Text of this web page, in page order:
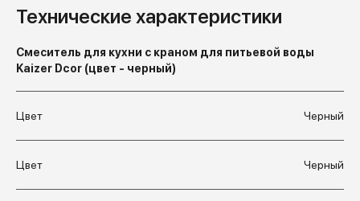
Технические характеристики
Смеситель для кухни с краном для питьевой воды
Kaizer Dcor (цвет - черный)
Цвет Черный
Цвет Черный